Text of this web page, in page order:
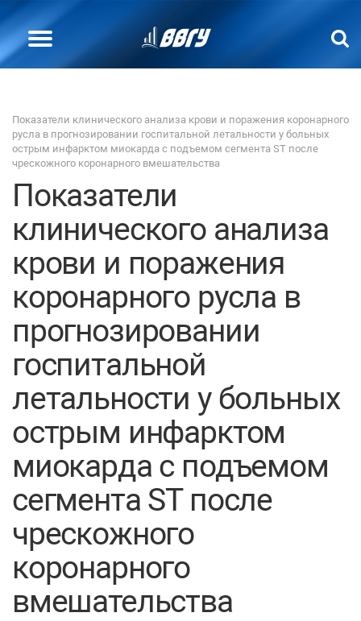
Показатели клинического анализа крови и поражения коронарного
русла в прогнозировании госпитальной летальности у больных
острым инфарктом миокарда с подъемом сегмента ST после
чрескожного коронарного вмешательства
Показатели
клинического анализа
крови и поражения
коронарного русла в
прогнозировании
госпитальной
летальности у больных
острым инфарктом
миокарда с подъемом
сегмента ST после
чрескожного
коронарного
вмешательства